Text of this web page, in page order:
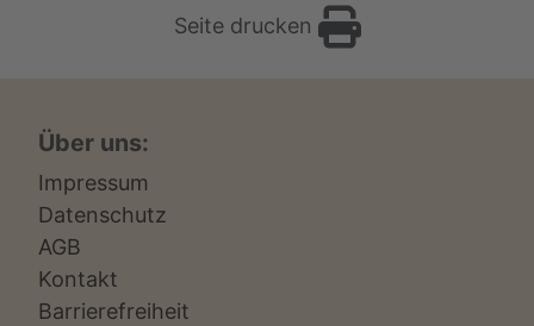
Seite drucken
Über uns:
Impressum
Datenschutz
AGB
Kontakt
Barrierefreiheit